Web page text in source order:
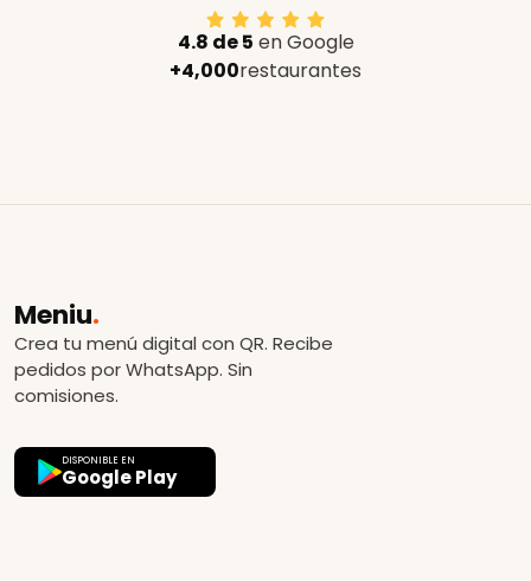
4.8 de 5 en Google
+4,000restaurantes
Meniu.
Crea tu menú digital con QR. Recibe
pedidos por WhatsApp. Sin
comisiones.
DISPONIBLE EN
Google Play